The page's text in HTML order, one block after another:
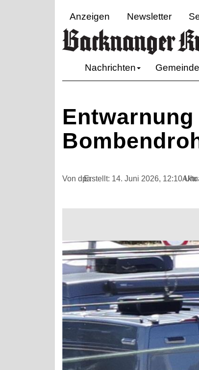
Anzeigen Newsletter
Nachrichten
Entwarnung
Von dpaErstellt: 14. Juni 2026, 12:10 Uhr